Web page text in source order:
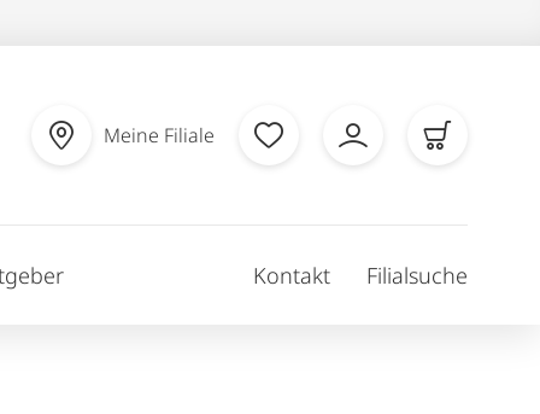
Meine Filiale
Kontakt Filialsuche